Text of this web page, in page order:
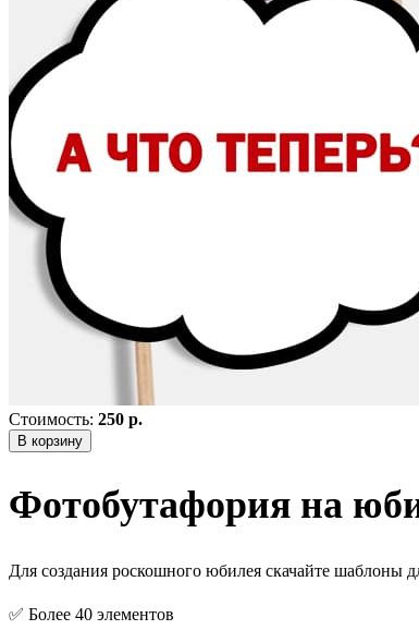
Стоимость: 250 р.
В корзину
Фотобутафория на
Для создания роскошного юбилея скачайте шаблоны
✅ Более 40 элементов